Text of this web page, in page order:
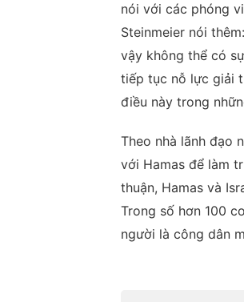
nói với các phóng
Steinmeier nói
vậy không thể có
tiếp tục nỗ lực giải
điều này trong
Theo nhà lãnh đạo
với Hamas để làm
thuận, Hamas và
Trong số hơn 100
người là công dân